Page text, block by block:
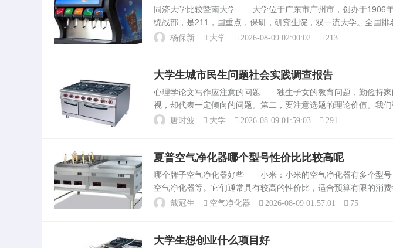
同济大学比较暨南大学 大学位于广东市广州市，创办于1906
统战部，是211，国重点，保研，研究生院，双一流大学。全国排
数大省河南省录取数据为例，同济大学2023年在河南省最低录取
杨保新 大学 2026-08-09 02:00:02 213
大学生城市民生问题社会实践调查报告
心理学论文写作应注意的问题 独生子女的教育问题，勤俭持家
视，却代表一定倾向的问题。第二，要注意选题的理论价值。我
利的实用主义，也绝非提倡选题必须有直接的效益作用。作为论
唐时波 大学 2026-08-09 01:59:03 291
夏普空气净化器哪个型号性价比比较高呢
哪个牌子空气净化器好些 小米：小米的空气净化器有多个型号
空气净化器等。它们通常具有较高的性价比，适合预算有限的消
品牌，以其高效的HEPASilent技术著称，能够提供高效的空气净
戴冠生 空气净化器 2026-08-09 01:57:01 75
大学生想创业什么项目好